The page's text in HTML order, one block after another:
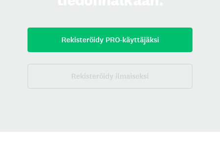
Rekisteröidy PRO-käyttäjäksi
Rekisteröidy ilmaiseksi